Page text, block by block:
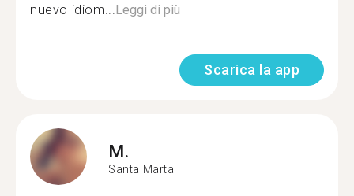
nuevo idiom...Leggi di più
Scarica la app
M.
Santa Marta